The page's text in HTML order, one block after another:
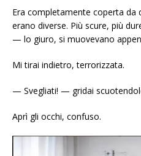
Era completamente coperta da
erano diverse. Più scure, più
— lo giuro, si muovevano
Mi tirai indietro, terrorizzata.
— Svegliati! — gridai
Aprì gli occhi, confuso.